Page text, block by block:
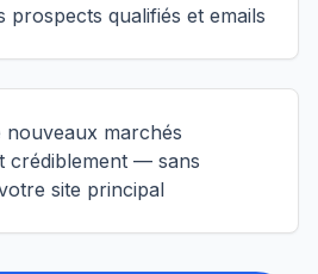
prospects qualifiés et emails
nouveaux marchés
crédiblement — sans
site principal